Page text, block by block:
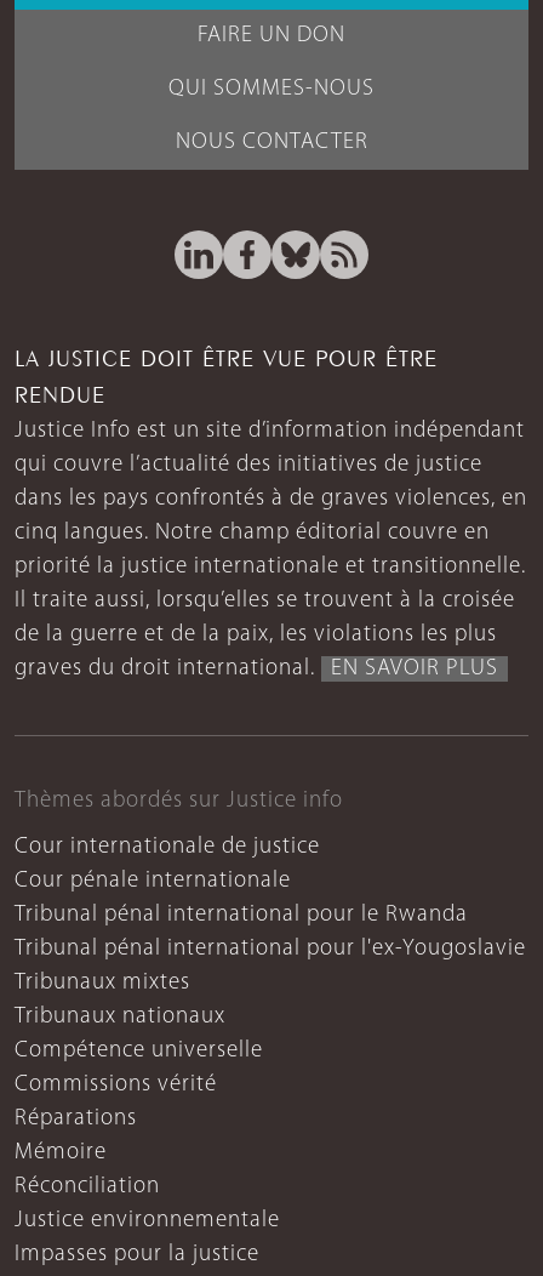
FAIRE UN DON
QUI SOMMES-NOUS
NOUS CONTACTER
LA JUSTICE DOIT ÊTRE VUE POUR ÊTRE
RENDUE
Justice Info est un site d’information indépendant
qui couvre l’actualité des initiatives de justice
dans les pays confrontés à de graves violences, en
cinq langues. Notre champ éditorial couvre en
priorité la justice internationale et transitionnelle.
Il traite aussi, lorsqu’elles se trouvent à la croisée
de la guerre et de la paix, les violations les plus
graves du droit international.
EN SAVOIR PLUS
Thèmes abordés sur Justice info
Cour internationale de justice
Cour pénale internationale
Tribunal pénal international pour le Rwanda
Tribunal pénal international pour l'ex-Yougoslavie
Tribunaux mixtes
Tribunaux nationaux
Compétence universelle
Commissions vérité
Réparations
Mémoire
Réconciliation
Justice environnementale
Impasses pour la justice